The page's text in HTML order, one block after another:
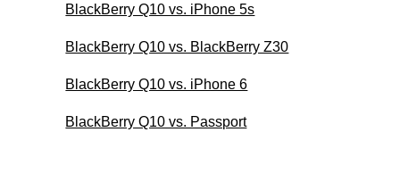
BlackBerry Q10 vs. iPhone 5s
BlackBerry Q10 vs. BlackBerry Z30
BlackBerry Q10 vs. iPhone 6
BlackBerry Q10 vs. Passport